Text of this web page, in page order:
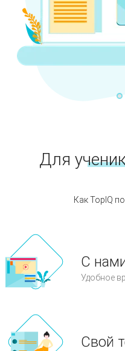
Для
Как TopIQ
С
Удобное
Свой